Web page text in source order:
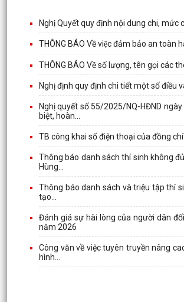
Nghị Quyết quy định nội dung chi,
THÔNG BÁO Về việc đảm bảo an toàn
THÔNG BÁO Về số lượng, tên gọi các
Nghị định quy định chi tiết một số điều
Nghị quyết số 55/2025/NQ-HĐND
biệt, hoàn...
TB công khai số điện thoại của đồng
Thông báo danh sách thí sinh không
Hùng...
Thông báo danh sách và triệu tập thí
tạo...
Đánh giá sự hài lòng của người dân
năm 2026
Công văn về việc tuyên truyền nâng
hình...